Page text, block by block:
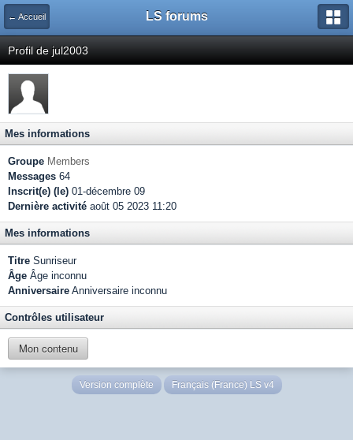
← Accueil LS forums
Profil de jul2003
Mes informations
Groupe Members
Messages 64
Inscrit(e) (le) 01-décembre 09
Dernière activité août 05 2023 11:20
Mes informations
Titre Sunriseur
Âge Âge inconnu
Anniversaire Anniversaire inconnu
Contrôles utilisateur
Mon contenu
Version complète Français (France) LS v4